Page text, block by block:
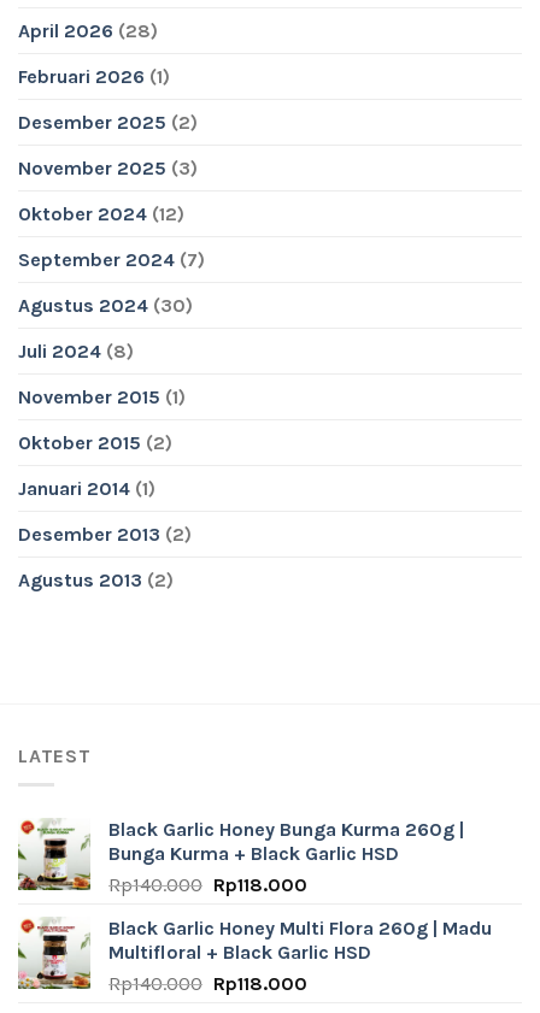
April 2026 (28)
Februari 2026 (1)
Desember 2025 (2)
November 2025 (3)
Oktober 2024 (12)
September 2024 (7)
Agustus 2024 (30)
Juli 2024 (8)
November 2015 (1)
Oktober 2015 (2)
Januari 2014 (1)
Desember 2013 (2)
Agustus 2013 (2)
LATEST
Black Garlic Honey Bunga Kurma 260g |
Bunga Kurma + Black Garlic HSD
Rp140.000 Original
was:
Rp140.000.
Rp118.000Current
is:
Rp118.000.
Black Garlic Honey Multi Flora 260g | Madu
Multifloral + Black Garlic HSD
Rp140.000 Original
Rp118.000Current